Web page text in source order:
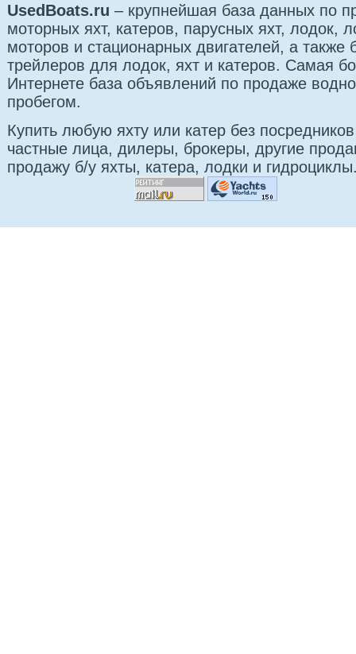
UsedBoats.ru – крупнейшая база данных по
моторных яхт, катеров, парусных яхт, лодок,
моторов и стационарных двигателей, а также
трейлеров для лодок, яхт и катеров. Самая
Интернете база объявлений по продаже
пробегом.
Купить любую яхту или катер без
частные лица, дилеры, брокеры, другие
продажу б/у яхты, катера, лодки и